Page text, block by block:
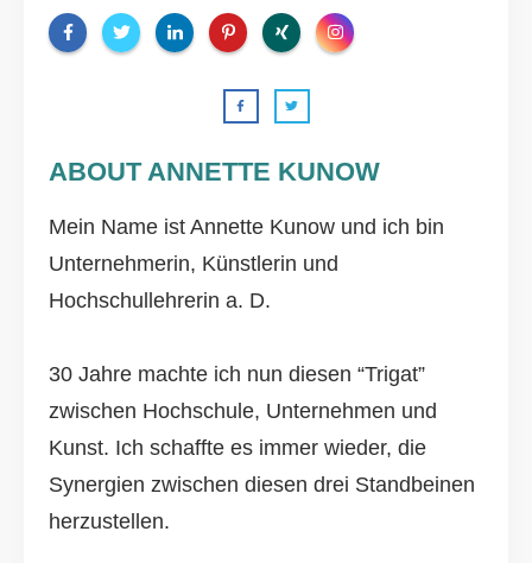
ABOUT ANNETTE KUNOW
Mein Name ist Annette Kunow und ich bin
Unternehmerin, Künstlerin und
Hochschullehrerin a. D.
30 Jahre machte ich nun diesen “Trigat”
zwischen Hochschule, Unternehmen und
Kunst. Ich schaffte es immer wieder, die
Synergien zwischen diesen drei Standbeinen
herzustellen.